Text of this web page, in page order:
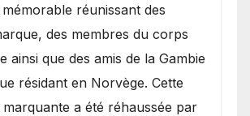
réunissant des
des membres du corps
ainsi que des amis de la Gambie
résidant en Norvège. Cette
a été réhaussée par